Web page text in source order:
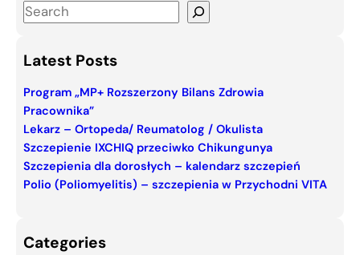
S
a
c
h
Latest Posts
Program „MP+ Rozszerzony Bilans Zdrowia
Pracownika”
Lekarz – Ortopeda/ Reumatolog / Okulista
Szczepienie IXCHIQ przeciwko Chikungunya
Szczepienia dla dorosłych – kalendarz szczepień
Polio (Poliomyelitis) – szczepienia w Przychodni VITA
Categories